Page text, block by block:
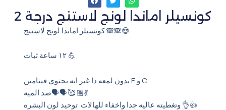
كونسيلر اماندا لونج لاستنج درجة 2
كونسيلر اماندا لونج لاستنج 🙈🙈😍
١٢ ساعة ثبات 💪
بدون لمعه دا غير انه يحتوي فيتامين E و C
ضد الميه⁦🗣️⁩⁦🗣️⁩🥰 ⁦💃🏽
وتغطيته عاليه جدا واخفاء للهالات توحيد لون البشره 👌👍